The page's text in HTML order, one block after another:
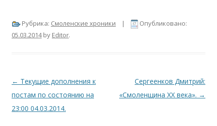
Рубрика: Смоленские хроники |
Опубликовано:
05.03.2014by Editor.
Навигация по записям
← Текущие дополнения к
постам по состоянию на
23:00 04.03.2014.
Сергеенков Дмитрий:
«Смоленщина XX века». →